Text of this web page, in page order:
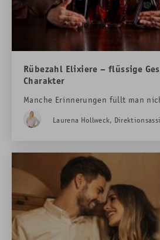
Rübezahl Elixiere – flüssige
Charakter
Manche Erinnerungen füllt man
Sondern in Flaschen.
Laurena Hollweck,